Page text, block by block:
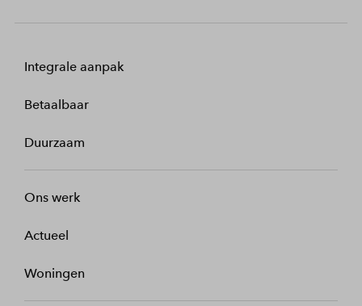
Integrale aanpak
Betaalbaar
Duurzaam
Ons werk
Actueel
Woningen